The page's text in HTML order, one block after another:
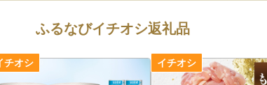
ふるなびイチオシ返礼品